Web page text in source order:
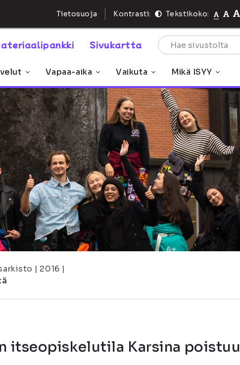
Tietosuoja Kontrasti: Tekstikoko:
Sivukartta
Vapaa-aika Vaikuta Mikä ISYY
| 2016 |
itseopiskelutila Karsina poistuu